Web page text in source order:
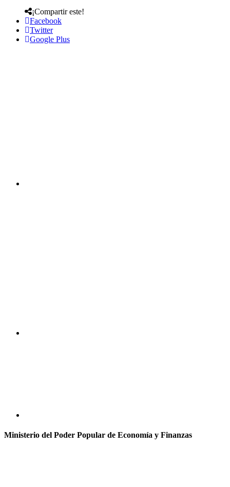
¡Compartir este!
Facebook
Twitter
Google Plus
Ministerio del Poder Popular de Economía y Finanzas